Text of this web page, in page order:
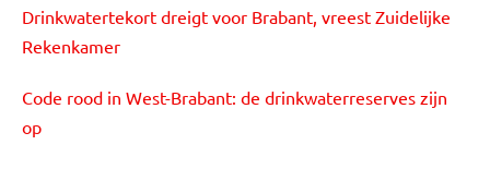
Drinkwatertekort dreigt voor Brabant, vreest Zuidelijke
Rekenkamer
Code rood in West-Brabant: de drinkwaterreserves zijn
op